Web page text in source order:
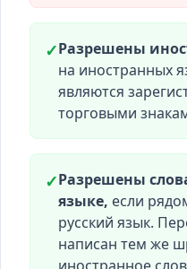
✓Разрешены
на иностранных
являются
торговыми
✓Разрешены
языке, если
русский язык.
написан тем же